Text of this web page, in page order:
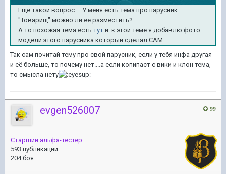
Еще такой вопрос... У меня есть тема про парусник
"Товарищ" можно ли её разместить?
А то похожая тема есть тут и к этой теме я добавлю фото
модели этого парусника который сделал САМ
Так сам почитай тему про свой парусник, если у тебя инфа другая
и её больше, то почему нет....а если копипаст с вики и клон тема,
то смысла нету
99
evgen526007
Старший альфа-тестер
593 публикации
204 боя